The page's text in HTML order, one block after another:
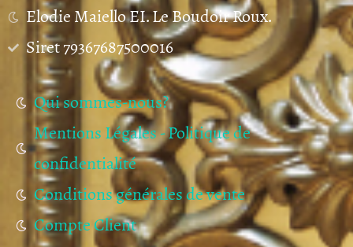
Elodie Maiello EI. Le Boudoir Roux.
Siret 79367687500016
Qui sommes-nous?
Mentions Légales - Politique de
confidentialité
Conditions générales de vente
Compte Client